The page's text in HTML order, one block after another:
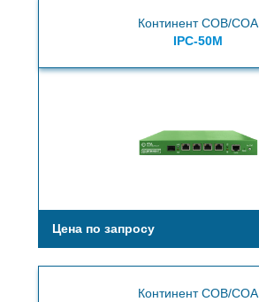
Континент СОВ/СОА
IPC-50M
Цена по запросу
Континент СОВ/СОА